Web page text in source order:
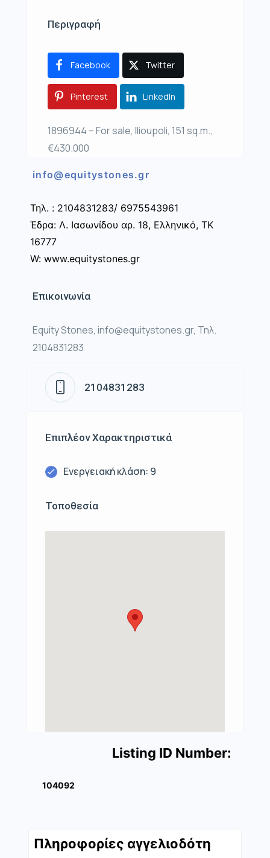
Περιγραφή
Facebook Twitter
Pinterest LinkedIn
1896944 – For sale, Ilioupoli, 151 sq.m.,
€430.000
info@equitystones.gr
Τηλ. : 2104831283/ 6975543961
Έδρα: Λ. Ιασωνίδου αρ. 18, Ελληνικό, ΤΚ
16777
W: www.equitystones.gr
Επικοινωνία
Equity Stones, info@equitystones.gr, Τηλ.
2104831283
2104831283
Επιπλέον Χαρακτηριστικά
Ενεργειακή κλάση: 9
Τοποθεσία
Listing ID Number:
104092
Πληροφορίες αγγελιοδότη